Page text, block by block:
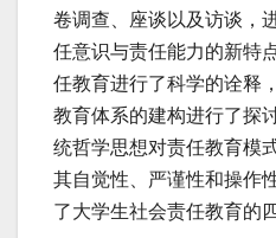
卷调查、座谈以及访谈，
任意识与责任能力的新特
任教育进行了科学的诠释
教育体系的建构进行了探
统哲学思想对责任教育模
其自觉性、严谨性和操作
了大学生社会责任教育的